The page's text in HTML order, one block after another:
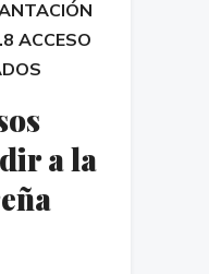
ACCESO
a la